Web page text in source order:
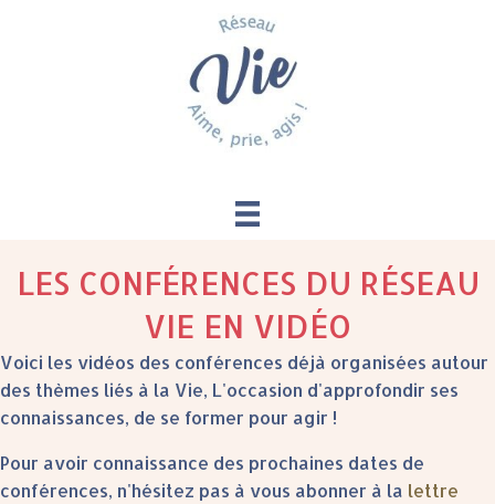
LES CONFÉRENCES DU RÉSEAU
VIE EN VIDÉO
Voici les vidéos des conférences déjà organisées autour
des thèmes liés à la Vie, L'occasion d'approfondir ses
connaissances, de se former pour agir !
Pour avoir connaissance des prochaines dates de
conférences, n'hésitez pas à vous abonner à la lettre